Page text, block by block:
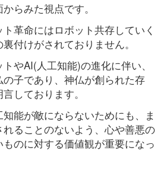
らみた視点です。
革命にはロボット共存していく
付けがされておりません。
やAI(人工知能)の進化に伴い、
の子であり、神仏が創られた存
しております。
能が敵にならないためにも、ま
ることのないよう、心や善悪の
のに対する価値観が重要になっ